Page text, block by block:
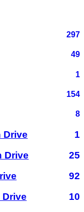
297
49
1
154
8
Drive
1
Drive
25
92
Drive
10